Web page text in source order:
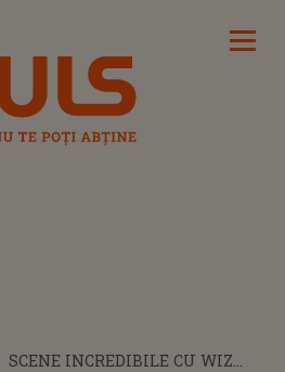
SCENE INCREDIBILE CU WIZ